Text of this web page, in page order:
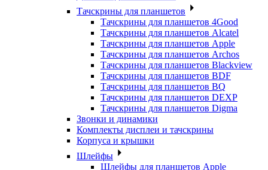
Тачскрины для планшетов
Тачскрины для планшетов 4Good
Тачскрины для планшетов Alcatel
Тачскрины для планшетов Apple
Тачскрины для планшетов Archos
Тачскрины для планшетов Blackview
Тачскрины для планшетов BDF
Тачскрины для планшетов BQ
Тачскрины для планшетов DEXP
Тачскрины для планшетов Digma
Звонки и динамики
Комплекты дисплеи и тачскрины
Корпуса и крышки
Шлейфы
Шлейфы для планшетов Apple